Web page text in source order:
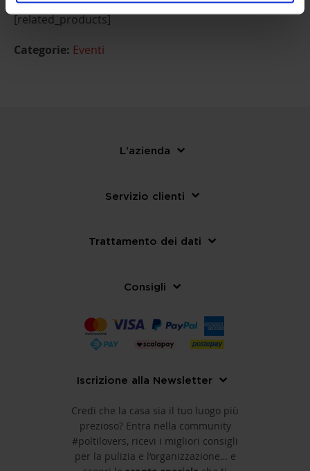
[related_products]
Categorie: Eventi
L'azienda
Servizio clienti
Trattamento dei dati
Consigli
Iscrizione alla Newsletter
Credi che la casa sia il tuo luogo più
prezioso? Entra nella community
#poltilovers, ricevi i migliori consigli
per la pulizia e l’organizzazione… e